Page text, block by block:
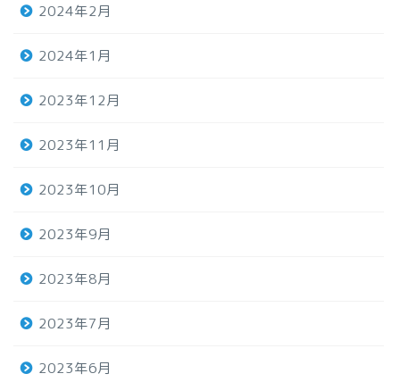
2024年2月
2024年1月
2023年12月
2023年11月
2023年10月
2023年9月
2023年8月
2023年7月
2023年6月